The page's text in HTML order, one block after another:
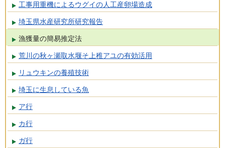
工事用重機によるウグイの人工産卵場造成
埼玉県水産研究所研究報告
漁獲量の簡易推定法
荒川の秋ヶ瀬取水堰そ上稚アユの有効活用
リュウキンの養殖技術
埼玉に生息している魚
ア行
カ行
ガ行